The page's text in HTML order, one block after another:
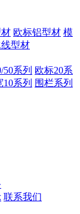
欧标铝型材 模
型材
50系列 欧标20系
系列 围栏系列
联系我们